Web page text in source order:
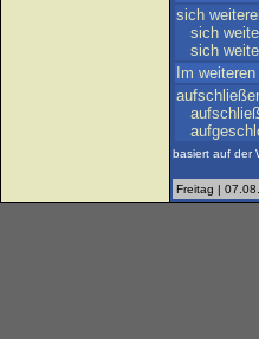
sich
sich
sich
Im weiteren
basiert auf der
Freitag |